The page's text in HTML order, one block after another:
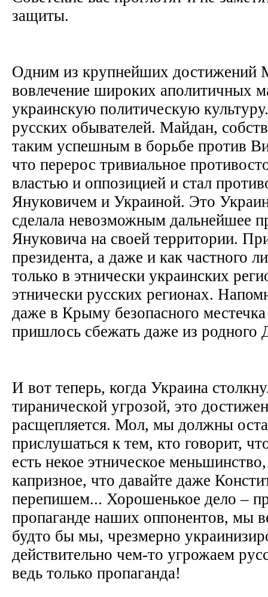
защиты.
Одним из крупнейших достижений
вовлечение широких аполитичных
украинскую политическую
русских обывателей. Майдан,
таким успешным в борьбе против
что перерос тривиальное
властью и оппозицией и стал
Януковичем и Украиной. Это
сделала невозможным дальнейшее
Януковича на своей территории.
президента, а даже и как частного
только в этнически украинских
этнически русских регионах.
даже в Крыму безопасного
пришлось сбежать даже из родного
И вот теперь, когда Украина
тиранической угрозой, это
расщепляется. Мол, мы должны
прислушаться к тем, кто говорит,
есть некое этническое
капризное, что давайте даже
перепишем... Хорошенькое дело –
пропаганде наших оппонентов, мы
будто бы мы, чрезмерно
действительно чем-то угрожаем
ведь только пропаганда!